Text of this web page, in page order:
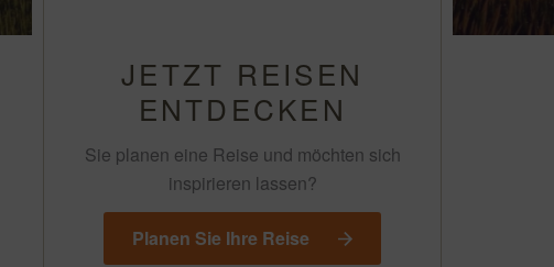
JETZT REISEN
ENTDECKEN
Sie planen eine Reise und möchten sich
inspirieren lassen?
Planen Sie Ihre Reise